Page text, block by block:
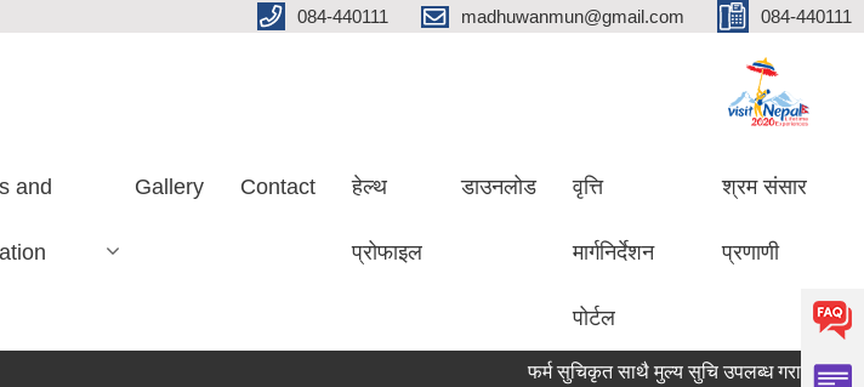
084-440111 madhuwanmun@gmail.com 084-440111
and Gallery Contact हेल्थ
प्रोफाइल
डाउनलोड वृत्ति
मार्गनिर्देशन
पोर्टल
श्रम संसार
प्रणाणी
फर्म सुचिकृत साथै मुल्य सुचि उपलब्ध गराउने सम्बन्धमा